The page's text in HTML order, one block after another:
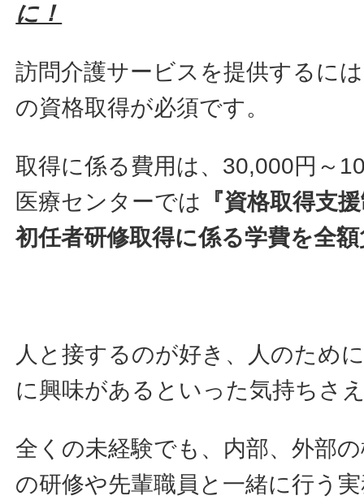
に！
訪問介護サービスを提供するに
の資格取得が必須です。
取得に係る費用は、30,000円～
医療センターでは
『資格取得支
初任者研修取得に係る学費を全
人と接するのが好き、人のため
に興味があるといった気持ちさ
全くの未経験でも、内部、外部
の研修や先輩職員と一緒に行う